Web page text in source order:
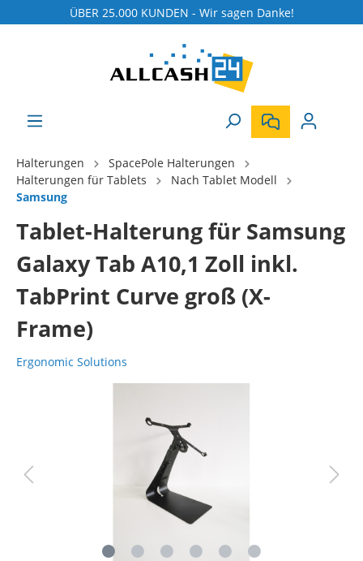
ÜBER 25.000 KUNDEN - Wir sagen Danke!
Halterungen
SpacePole Halterungen
Halterungen für Tablets
Nach Tablet Modell
Samsung
Tablet-Halterung für Samsung
Galaxy Tab A10,1 Zoll inkl.
TabPrint Curve groß (X-
Frame)
Ergonomic Solutions